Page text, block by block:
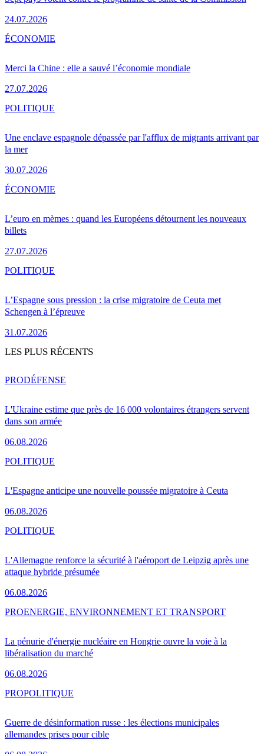
24.07.2026
Merci la Chine : elle a sauvé l’économie mondiale
27.07.2026
ÉCONOMIE
Une enclave espagnole dépassée par l'afflux de migrants arrivant par
la mer
30.07.2026
POLITIQUE
L’euro en mèmes : quand les Européens détournent les nouveaux
billets
27.07.2026
ÉCONOMIE
L’Espagne sous pression : la crise migratoire de Ceuta met
Schengen à l’épreuve
31.07.2026
POLITIQUE
LES PLUS RÉCENTS
L'Ukraine estime que près de 16 000 volontaires étrangers servent
dans son armée
06.08.2026
PRODÉFENSE
L'Espagne anticipe une nouvelle poussée migratoire à Ceuta
06.08.2026
POLITIQUE
L'Allemagne renforce la sécurité à l'aéroport de Leipzig après une
attaque hybride présumée
06.08.2026
POLITIQUE
La pénurie d'énergie nucléaire en Hongrie ouvre la voie à la
libéralisation du marché
06.08.2026
PROENERGIE, ENVIRONNEMENT ET TRANSPORT
Guerre de désinformation russe : les élections municipales
allemandes prises pour cible
PROPOLITIQUE